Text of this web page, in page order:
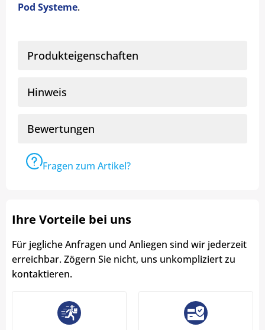
Pod Systeme.
Produkteigenschaften
Hinweis
Bewertungen
Fragen zum Artikel?
Ihre Vorteile bei uns
Für jegliche Anfragen und Anliegen sind wir jederzeit
erreichbar. Zögern Sie nicht, uns unkompliziert zu
kontaktieren.